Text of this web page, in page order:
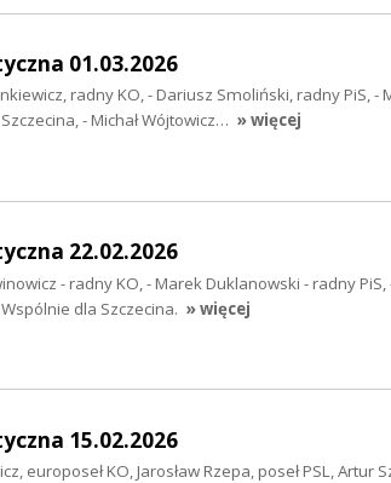
01.03.2026
radny KO, - Dariusz Smoliński, radny PiS, -
- Michał Wójtowicz… » więcej
22.02.2026
- radny KO, - Marek Duklanowski - radny
dla Szczecina. » więcej
15.02.2026
europoseł KO, Jarosław Rzepa, poseł PSL, Artur